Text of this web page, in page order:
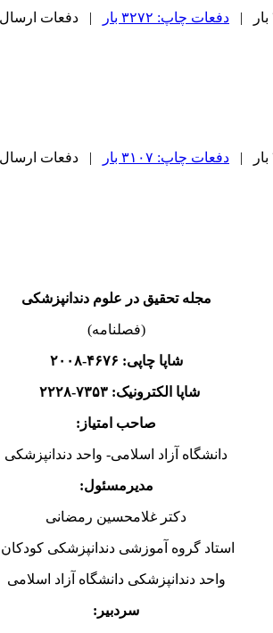
دفعات چاپ: ۳۲۷۲ بار | دفعات ارسال به
دفعات چاپ: ۳۱۰۷ بار | دفعات ارسال به
مجله تحقیق در علوم دندانپزشکی
(فصلنامه)
شاپا چاپی: ۴۶۷۶-۲۰۰۸
شاپا الکترونیک: ۷۳۵۳-۲۲۲۸
صاحب امتیاز:
دانشگاه آزاد اسلامی- واحد دندانپزشکی
مدیرمسئول:
دکتر غلامحسین رمضانی
استاد گروه آموزشی دندانپزشکی کودکان
واحد دندانپزشکی دانشگاه آزاد اسلامی
سردبیر: